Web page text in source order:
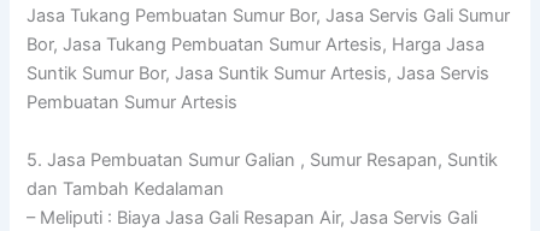
Jasa Tukang Pembuatan Sumur Bor, Jasa Servis Gali Sumur
Bor, Jasa Tukang Pembuatan Sumur Artesis, Harga Jasa
Suntik Sumur Bor, Jasa Suntik Sumur Artesis, Jasa Servis
Pembuatan Sumur Artesis
5. Jasa Pembuatan Sumur Galian , Sumur Resapan, Suntik
dan Tambah Kedalaman
– Meliputi : Biaya Jasa Gali Resapan Air, Jasa Servis Gali